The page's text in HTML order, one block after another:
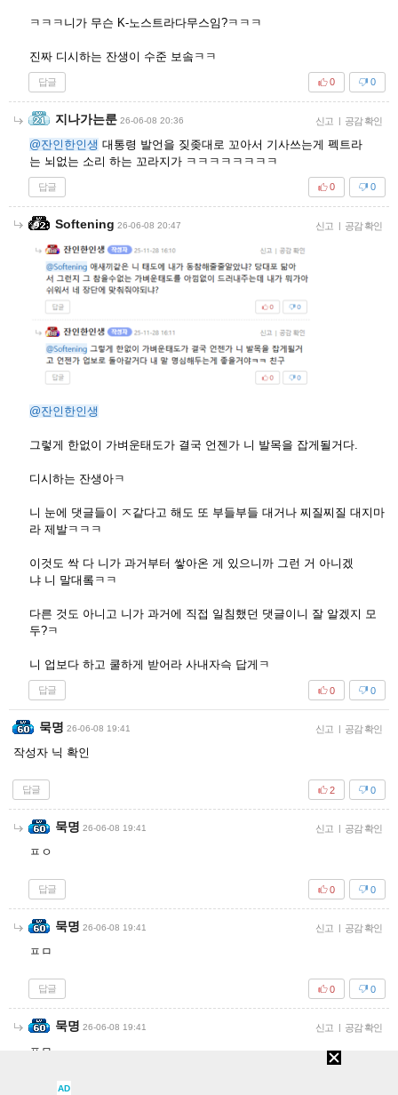
ㅋㅋㅋ니가 무슨 K-노스트라다무스임?ㅋㅋㅋ
진짜 디시하는 잔생이 수준 보솤ㅋㅋ
답글 0
0
지나가는룬 26-06-08 20:36 신고 | 공감 확인
@잔인한인생 대통령 발언을 짖좆대로 꼬아서 기사쓰는게 펙트라
는 뇌없는 소리 하는 꼬라지가 ㅋㅋㅋㅋㅋㅋㅋㅋ
답글 0
0
Softening 26-06-08 20:47 신고 | 공감 확인
@잔인한인생
그렇게 한없이 가벼운태도가 결국 언젠가 니 발목을 잡게될거다.
디시하는 잔생아ㅋ
니 눈에 댓글들이 ㅈ같다고 해도 또 부들부들 대거나 찌질찌질 대지마
라 제발ㅋㅋㅋ
이것도 싹 다 니가 과거부터 쌓아온 게 있으니까 그런 거 아니겠
냐 니 말대롴ㅋㅋ
다른 것도 아니고 니가 과거에 직접 일침했던 댓글이니 잘 알겠지 모
두?ㅋ
니 업보다 하고 쿨하게 받어라 사내자슥 답게ㅋ
답글 0
0
묵명 26-06-08 19:41 신고 | 공감 확인
작성자 닉 확인
답글 0
2
묵명 26-06-08 19:41 신고 | 공감 확인
ㅍㅇ
답글 0
0
묵명 26-06-08 19:41 신고 | 공감 확인
ㅍㅁ
답글 0
0
묵명 26-06-08 19:41 신고 | 공감 확인
ㅍㅁ
AD